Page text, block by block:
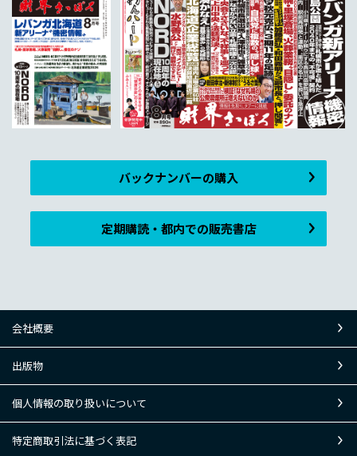
バックナンバーの購入
定期購読・都内での販売書店
会社概要
出版物
個人情報の取り扱いについて
特定商取引法に基づく表記